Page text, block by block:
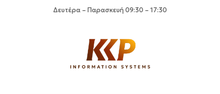
Δευτέρα – Παρασκευή 09:30 – 17:30